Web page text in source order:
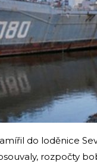
do loděnice
rozpočty